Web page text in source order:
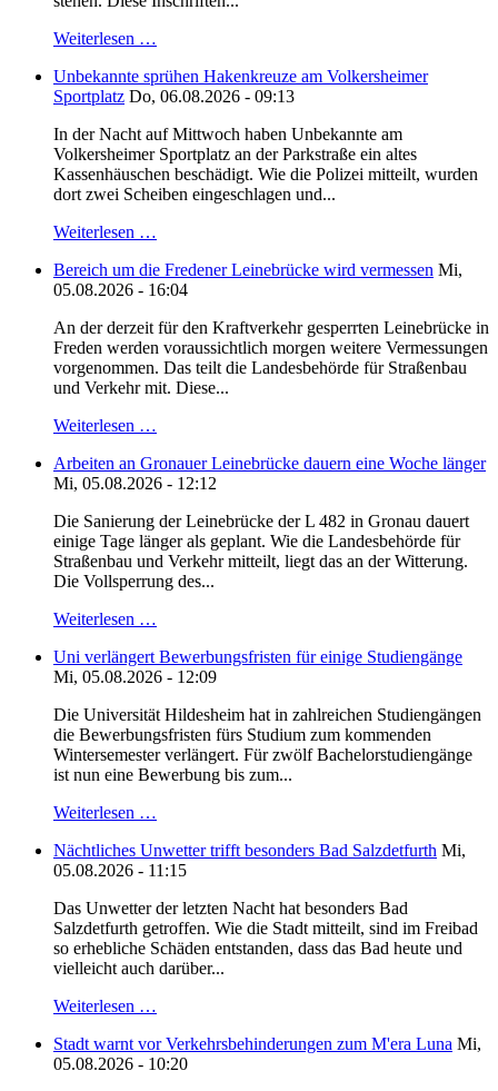
Weiterlesen …
Unbekannte sprühen Hakenkreuze am Volkersheimer
Sportplatz Do, 06.08.2026 - 09:13
In der Nacht auf Mittwoch haben Unbekannte am
Volkersheimer Sportplatz an der Parkstraße ein altes
Kassenhäuschen beschädigt. Wie die Polizei mitteilt, wurden
dort zwei Scheiben eingeschlagen und...
Weiterlesen …
Bereich um die Fredener Leinebrücke wird vermessen Mi,
05.08.2026 - 16:04
An der derzeit für den Kraftverkehr gesperrten Leinebrücke in
Freden werden voraussichtlich morgen weitere Vermessungen
vorgenommen. Das teilt die Landesbehörde für Straßenbau
und Verkehr mit. Diese...
Weiterlesen …
Arbeiten an Gronauer Leinebrücke dauern eine Woche länger
Mi, 05.08.2026 - 12:12
Die Sanierung der Leinebrücke der L 482 in Gronau dauert
einige Tage länger als geplant. Wie die Landesbehörde für
Straßenbau und Verkehr mitteilt, liegt das an der Witterung.
Die Vollsperrung des...
Weiterlesen …
Uni verlängert Bewerbungsfristen für einige Studiengänge
Mi, 05.08.2026 - 12:09
Die Universität Hildesheim hat in zahlreichen Studiengängen
die Bewerbungsfristen fürs Studium zum kommenden
Wintersemester verlängert. Für zwölf Bachelorstudiengänge
ist nun eine Bewerbung bis zum...
Weiterlesen …
Nächtliches Unwetter trifft besonders Bad Salzdetfurth Mi,
05.08.2026 - 11:15
Das Unwetter der letzten Nacht hat besonders Bad
Salzdetfurth getroffen. Wie die Stadt mitteilt, sind im Freibad
so erhebliche Schäden entstanden, dass das Bad heute und
vielleicht auch darüber...
Weiterlesen …
Stadt warnt vor Verkehrsbehinderungen zum M'era Luna Mi,
05.08.2026 - 10:20